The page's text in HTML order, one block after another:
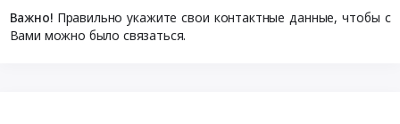
Важно!Правильно укажите свои контактные данные, чтобы с
Вами можно было связаться.